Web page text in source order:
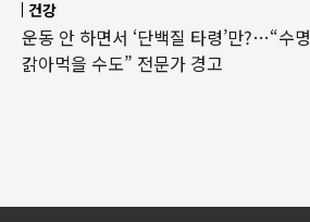
건강
운동 안 하면서 ‘단백질 타령’만?…“수명
갉아먹을 수도” 전문가 경고